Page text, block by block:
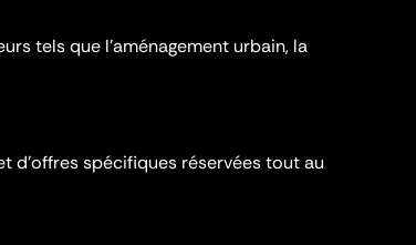
tels que l'aménagement urbain, la
d’offres spécifiques réservées tout au